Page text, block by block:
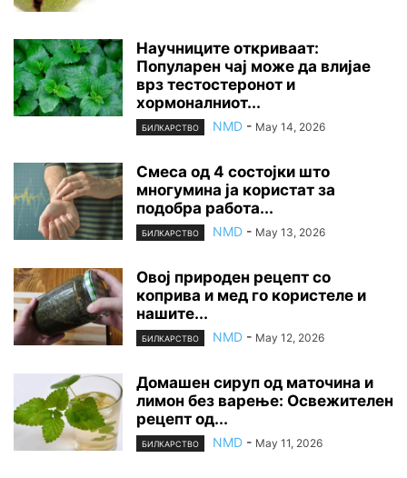
Научниците откриваат:
Популарен чај може да влијае
врз тестостеронот и
хормоналниот...
БИЛКАРСТВО NMD - May 14, 2026
Смеса од 4 состојки што
многумина ја користат за
подобра работа...
БИЛКАРСТВО NMD - May 13, 2026
Овој природен рецепт со
коприва и мед го користеле и
нашите...
БИЛКАРСТВО NMD - May 12, 2026
Домашен сируп од маточина и
лимон без варење: Освежителен
рецепт од...
БИЛКАРСТВО NMD - May 11, 2026